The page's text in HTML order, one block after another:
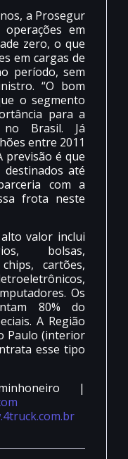
a Prosegur
em
zero, o que
em cargas de
período, sem
“O bom
o segmento
para a
Brasil. Já
entre 2011
previsão é que
até
com a
frota neste
valor inclui
bolsas,
cartões,
Os
80% do
A Região
Paulo (interior
esse tipo
|